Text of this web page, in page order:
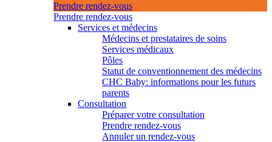
Prendre rendez-vous
Prendre rendez-vous
Services et médecins
Médecins et prestataires de soins
Services médicaux
Pôles
Statut de conventionnement des médecins
CHC Baby: informations pour les futurs
parents
Consultation
Préparer votre consultation
Prendre rendez-vous
Annuler un rendez-vous